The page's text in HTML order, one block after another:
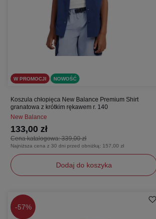
W PROMOCJI NOWOŚĆ
Koszula chłopięca New Balance Premium Shirt
granatowa z krótkim rękawem r. 140
New Balance
Cena katalogowa:339,00 zł
133,00 zł
Najniższa cena z 30 dni przed obniżką: 157,00 zł
Dodaj do koszyka
140
-57%